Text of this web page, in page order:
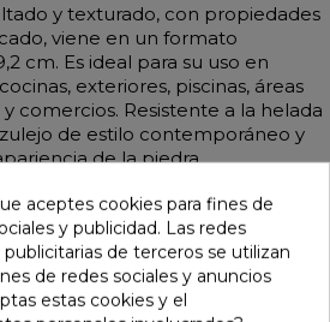
y texturado, con propiedades
viene en un formato
cm. Es ideal para su uso en
exteriores, piscinas, áreas
comercios. Resistente a la helada
de estilo contemporáneo y
de la piedra,
te puede interesar
aceptes cookies para fines de
y publicidad. Las redes
publicitarias de terceros se utilizan
de redes sociales y anuncios
estas cookies y el